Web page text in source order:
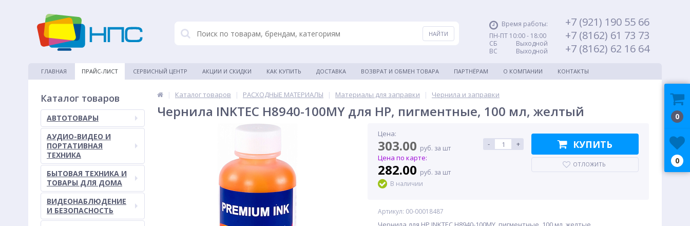
Время работы:
ПН-ПТ 10:00 - 18:00
СБ Выходной
ВС Выходной
+7 (921) 190 55 66
+7 (8162) 61 73 73
+7 (8162) 62 16 64
ГЛАВНАЯ ПРАЙС-ЛИСТ СЕРВИСНЫЙ ЦЕНТР АКЦИИ И СКИДКИ КАК КУПИТЬ ДОСТАВКА ВОЗВРАТ И ОБМЕН ТОВАРА ПАРТНЁРАМ О КОМПАНИИ КОНТАКТЫ
Каталог товаров
АВТОТОВАРЫ
АУДИО-ВИДЕО И
ПОРТАТИВНАЯ
ТЕХНИКА
БЫТОВАЯ ТЕХНИКА И
ТОВАРЫ ДЛЯ ДОМА
ВИДЕОНАБЛЮДЕНИЕ
И БЕЗОПАСНОСТЬ
| Каталог товаров | РАСХОДНЫЕ МАТЕРИАЛЫ | Материалы для заправки | Чернила и заправки
Чернила INKTEC H8940-100MY для HP, пигментные, 100 мл, желтый
Цена:
303.00 руб. за шт
Цена по карте:
282.00 руб. за шт
В наличии
- + КУПИТЬ
ОТЛОЖИТЬ
Артикул: 00-00018487
0
0